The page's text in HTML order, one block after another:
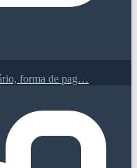
forma de pag…